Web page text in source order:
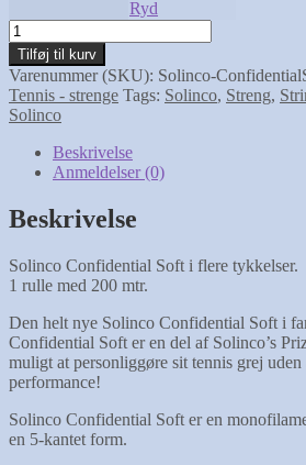
Ryd
Solinco
Confidential
Soft
Electric
Pink
(200
antal
Tilføj til kurv
Varenummer (SKU): Solinco-
Tennis - strenge Tags: Solinco, Streng,
Solinco
Beskrivelse
Anmeldelser (0)
Beskrivelse
Solinco Confidential Soft i flere tykkelser.
1 rulle med 200 mtr.
Den helt nye Solinco Confidential Soft i
Confidential Soft er en del af Solinco’s
muligt at personliggøre sit tennis grej
performance!
Solinco Confidential Soft er en
en 5-kantet form.